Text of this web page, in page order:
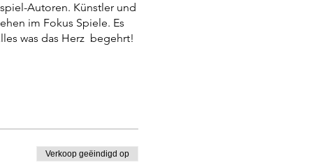
Autoren. Künstler und
im Fokus Spiele. Es
was das Herz begehrt!
Verkoop geëindigd op